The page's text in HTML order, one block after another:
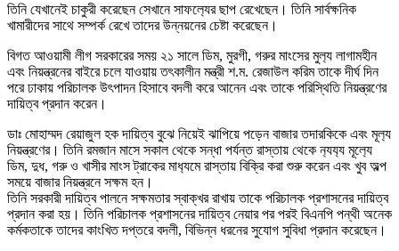
তিনি যেখানেই চাকুরী করেছেন সেখানে সাফল‍্যের ছাপ রেখেছেন। তিনি সার্বক্ষনিক
খামারীদের সাথে সম্পর্ক রেখে তাদের উন্নয়নের চেষ্টা করেছেন।
বিগত আওয়ামী লীগ সরকারের সময় ২১ সালে ডিম, মুরগী, গরুর মাংসের মুল‍্য লাগামহীন
এবং নিয়ন্ত্রনের বাইরে চলে যাওয়ায় তৎকালীন মন্ত্রী শ.ম. রেজাউল করিম তাকে দীর্ঘ দিন
পরে ঢাকায় পরিচালক উৎপাদন হিসাবে বদলী করে আনেন এবং তাকে পরিস্থিতি নিয়ন্ত্রণের
দায়িত্ব প্রদান করেন।
ডাঃ মোহাম্মদ রেয়াজুল হক দায়িত্ব বুঝে নিয়েই ঝাপিয়ে পড়েন বাজার তদারকিকে এবং মূল‍্য
নিয়ন্ত্রণের। তিনি রমজান মাসে সকাল থেকে সন্ধা পর্যন্ত রাস্তায় থেকে ন‍্যয‍্য মূল‍্যে
ডিম, দুধ, গরু ও খাসীর মাংস ট্রাকের মাধ‍্যমে রাস্তায় বিক্রি করা শুরু করেন এবং খুব অল্প
সময়ে বাজার নিয়ন্ত্রনে সক্ষম হন।
তিনি সরকারী দায়িত্ব পালনে সক্ষমতার স্বাক্খর রাখায় তাকে পরিচালক প্রশাসনের দায়িত্ব
প্রদান করা হয়। তিনি পরিচালক প্রশাসনের দায়িত্ব নেয়ার পর পরই বিএনপি পন্থী অনেক
কর্মকতাকে তাদের কাংখিত দপ্তরে বদলী, বিভিন্ন ধরনের সুযোগ সুবিধা প্রদান করেছেন।